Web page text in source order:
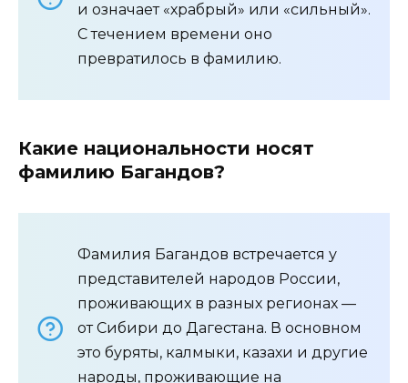
и означает «храбрый» или «сильный».
С течением времени оно
превратилось в фамилию.
Какие национальности носят
фамилию Багандов?
Фамилия Багандов встречается у
представителей народов России,
проживающих в разных регионах —
от Сибири до Дагестана. В основном
это буряты, калмыки, казахи и другие
народы, проживающие на